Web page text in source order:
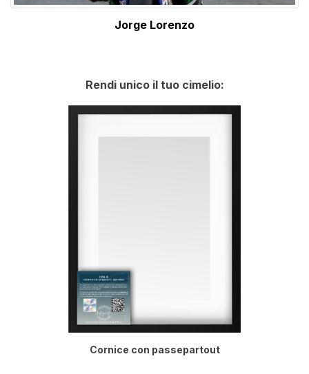
Jorge Lorenzo
Rendi unico il tuo cimelio:
Cornice con passepartout